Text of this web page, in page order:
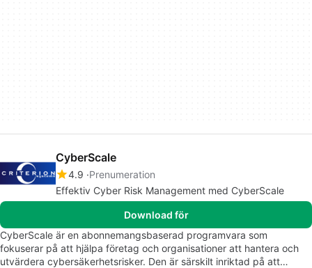
CyberScale
4.9 Prenumeration
Effektiv Cyber Risk Management med CyberScale
Download för
CyberScale är en abonnemangsbaserad programvara som
fokuserar på att hjälpa företag och organisationer att hantera och
utvärdera cybersäkerhetsrisker. Den är särskilt inriktad på att…